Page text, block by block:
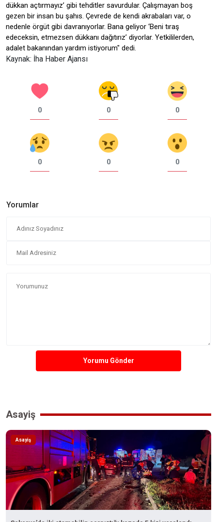
dükkan açtırmayız’ gibi tehditler savurdular. Çalışmayan boş
gezen bir insan bu şahıs. Çevrede de kendi akrabaları var, o
nedenle örgüt gibi davranıyorlar. Bana geliyor ‘Beni tıraş
edeceksin, etmezsen dükkanı dağıtırız’ diyorlar. Yetkililerden,
adalet bakanından yardım istiyorum" dedi.
Kaynak: İha Haber Ajansı
0 0 0
0 0 0
Yorumlar
Yorumu Gönder
Asayiş
Asayiş